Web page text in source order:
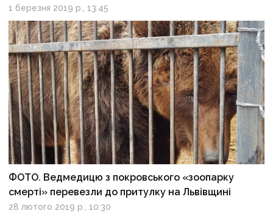
1 березня 2019 р., 13:45
ФОТО. Ведмедицю з покровського «зоопарку
смерті» перевезли до притулку на Львівщині
28 лютого 2019 р., 10:30